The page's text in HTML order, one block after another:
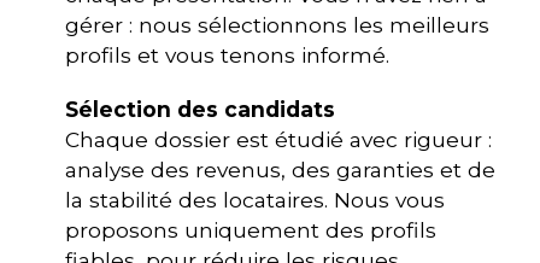
gérer : nous sélectionnons les meilleurs
profils et vous tenons informé.
Sélection des candidats
Chaque dossier est étudié avec rigueur :
analyse des revenus, des garanties et de
la stabilité des locataires. Nous vous
proposons uniquement des profils